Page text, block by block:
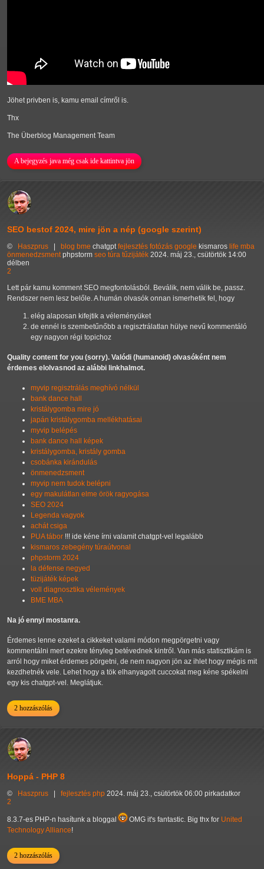
Jöhet privben is, kamu email címről is.
Thx
The Überblog Management Team
A bejegyzés java még csak ide kattintva jön
SEO bestof 2024, mire jön a nép (google szerint)
© Haszprus blog bme chatgpt fejlesztés fotózás google kismaros life mba
önmenedzsment phpstorm seo túra tűzijáték 2024. máj 23., csütörtök 14:00
délben
2
Lett pár kamu komment SEO megfontolásból. Beválik, nem válik be, passz.
Rendszer nem lesz belőle. A humán olvasók onnan ismerhetik fel, hogy
elég alaposan kifejtik a véleményüket
de ennél is szembetűnőbb a regisztrálatlan hülye nevű kommentáló
egy nagyon régi topichoz
Quality content for you (sorry). Valódi (humanoid) olvasóként nem
érdemes elolvasnod az alábbi linkhalmot.
myvip regisztrálás meghívó nélkül
bank dance hall
kristálygomba mire jó
japán kristálygomba mellékhatásai
myvip belépés
bank dance hall képek
kristálygomba, kristály gomba
csobánka kirándulás
önmenedzsment
myvip nem tudok belépni
egy makulátlan elme örök ragyogása
SEO 2024
Legenda vagyok
achát csiga
PUA tábor !!! ide kéne írni valamit chatgpt-vel legalább
kismaros zebegény túraútvonal
phpstorm 2024
la défense negyed
tüzijáték képek
voll diagnosztika vélemények
BME MBA
Na jó ennyi mostanra.
Érdemes lenne ezeket a cikkeket valami módon megpörgetni vagy
kommentálni mert ezekre tényleg betévednek kintről. Van más statisztikám is
arról hogy miket érdemes pörgetni, de nem nagyon jön az ihlet hogy mégis mit
kezdhetnék vele. Lehet hogy a tök elhanyagolt cuccokat meg kéne spékelni
egy kis chatgpt-vel. Meglátjuk.
2 hozzászólás
Hoppá - PHP 8
© Haszprus fejlesztés php 2024. máj 23., csütörtök 06:00 pirkadatkor
2
8.3.7-es PHP-n hasítunk a bloggal OMG it's fantastic. Big thx for United
Technology Alliance!
2 hozzászólás